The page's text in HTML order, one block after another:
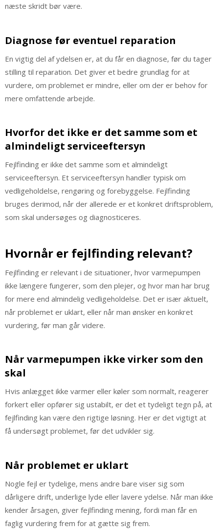
næste skridt bør være.
Diagnose før eventuel reparation
En vigtig del af ydelsen er, at du får en diagnose, før du tager
stilling til reparation. Det giver et bedre grundlag for at
vurdere, om problemet er mindre, eller om der er behov for
mere omfattende arbejde.
Hvorfor det ikke er det samme som et
almindeligt serviceeftersyn
Fejlfinding er ikke det samme som et almindeligt
serviceeftersyn. Et serviceeftersyn handler typisk om
vedligeholdelse, rengøring og forebyggelse. Fejlfinding
bruges derimod, når der allerede er et konkret driftsproblem,
som skal undersøges og diagnosticeres.
Hvornår er fejlfinding relevant?
Fejlfinding er relevant i de situationer, hvor varmepumpen
ikke længere fungerer, som den plejer, og hvor man har brug
for mere end almindelig vedligeholdelse. Det er især aktuelt,
når problemet er uklart, eller når man ønsker en konkret
vurdering, før man går videre.
Når varmepumpen ikke virker som den
skal
Hvis anlægget ikke varmer eller køler som normalt, reagerer
forkert eller opfører sig ustabilt, er det et tydeligt tegn på, at
fejlfinding kan være den rigtige løsning. Her er det vigtigt at
få undersøgt problemet, før det udvikler sig.
Når problemet er uklart
Nogle fejl er tydelige, mens andre bare viser sig som
dårligere drift, underlige lyde eller lavere ydelse. Når man ikke
kender årsagen, giver fejlfinding mening, fordi man får en
faglig vurdering frem for at gætte sig frem.